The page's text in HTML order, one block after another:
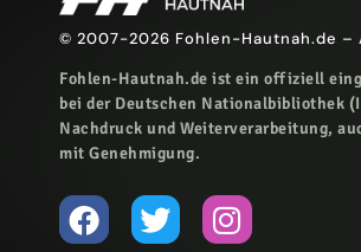
© 2007-2026 Fohlen-Hautnah.de
Fohlen-Hautnah.de ist ein offiziell
bei der Deutschen Nationalbibliothek
Nachdruck und Weiterverarbeitung,
mit Genehmigung.